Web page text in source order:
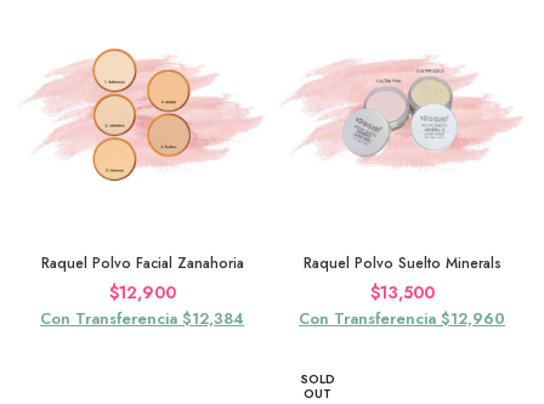
Raquel Polvo Facial Zanahoria
$12,900
Con Transferencia $12,384
Raquel Polvo Suelto Minerals
$13,500
Con Transferencia $12,960
SOLD
OUT